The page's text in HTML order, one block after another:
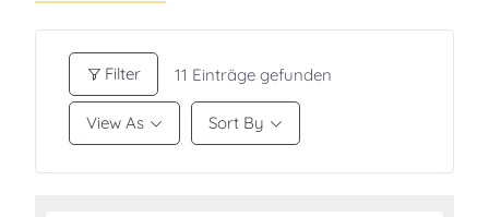
Filter 11 Einträge gefunden
View As Sort By